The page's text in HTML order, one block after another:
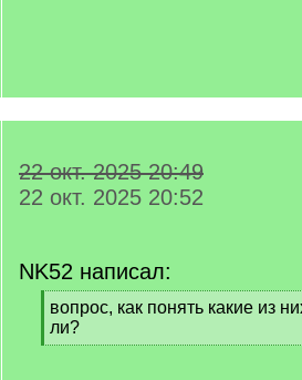
22 окт. 2025 20:49
22 окт. 2025 20:52
NK52 написал:
[
q
]
вопрос, как понять какие из
ли?
[